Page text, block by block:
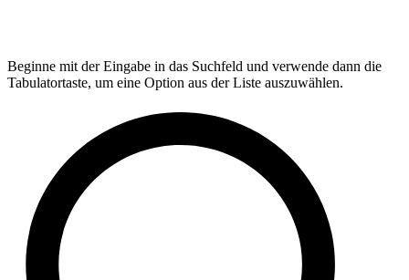
Beginne mit der Eingabe in das Suchfeld und verwende dann die
Tabulatortaste, um eine Option aus der Liste auszuwählen.